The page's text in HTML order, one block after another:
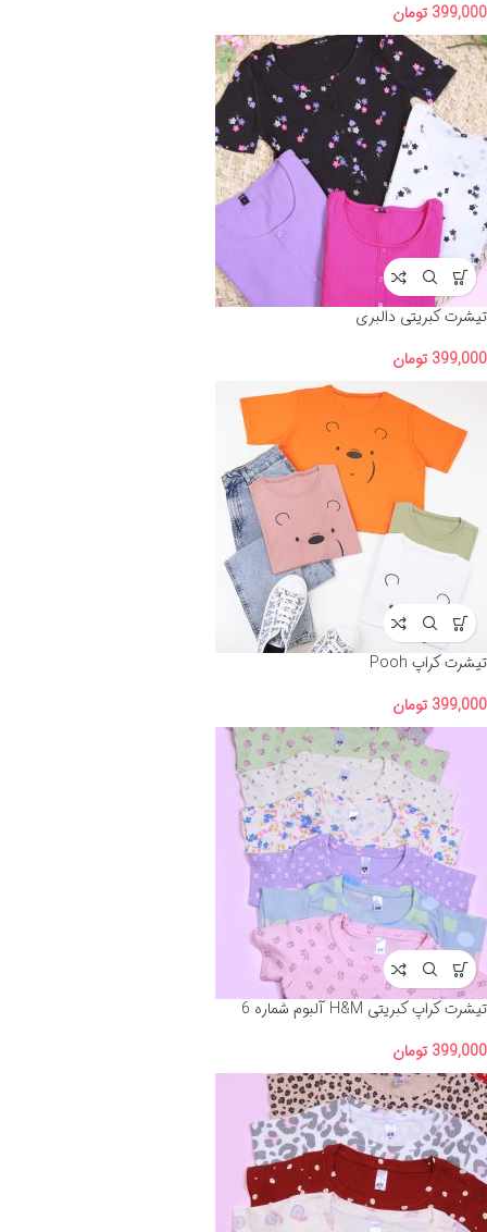
399,000 تومان
تیشرت کبریتی دالبری
399,000 تومان
تیشرت کراپ Pooh
399,000 تومان
تیشرت کراپ کبریتی H&M آلبوم شماره 6
399,000 تومان